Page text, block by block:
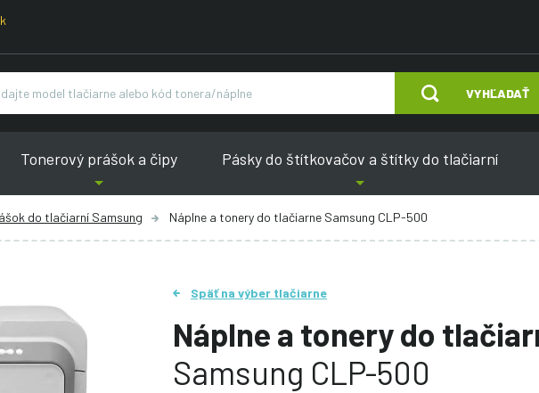
VYHĽADAŤ
Tonerový prášok a čipy Pásky do štítkovačov a štítky do tlačiarní
do tlačiarní Samsung Náplne a tonery do tlačiarne Samsung CLP-500
Späť na výber tlačiarne
Náplne a tonery do
Samsung CLP-500